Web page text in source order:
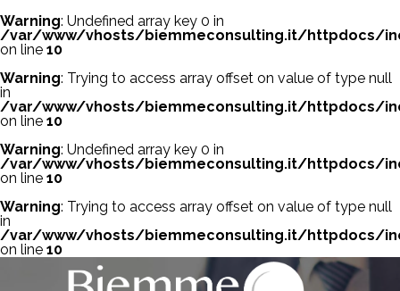
Warning: Undefined array key 0 in
/var/www/vhosts/biemmeconsulting.it/httpdocs/
on line 10
Warning: Trying to access array offset on value of type null
in
/var/www/vhosts/biemmeconsulting.it/httpdocs/
on line 10
Warning: Undefined array key 0 in
/var/www/vhosts/biemmeconsulting.it/httpdocs/
on line 10
Warning: Trying to access array offset on value of type null
in
/var/www/vhosts/biemmeconsulting.it/httpdocs/
on line 10